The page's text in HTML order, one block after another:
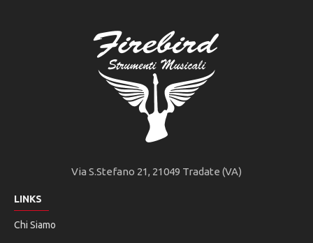
Via S.Stefano 21, 21049 Tradate (VA)
LINKS
Chi Siamo